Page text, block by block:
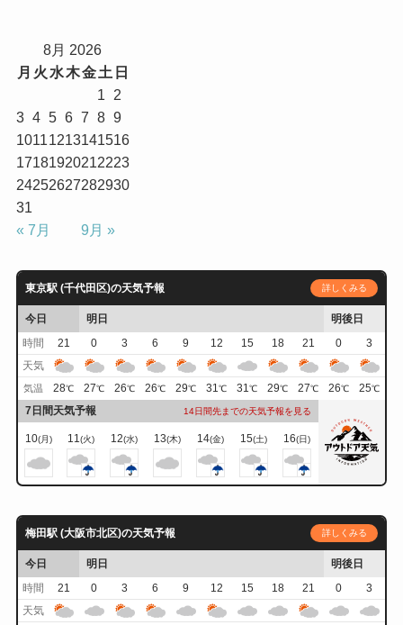
8月 2026
月 火 水木金土 日
1
2
3 4 5 6 7 8 9
10111213141516
17181920212223
24252627282930
31
« 7月
9月 »
東京駅 (千代田区)の天気予報 詳しくみる
今日 明日
明後日
時間
21 0 3 6 9 12 15 18 21 0
3
天気
気温 28℃ 27℃ 26℃ 26℃ 29℃ 31℃ 31℃ 29℃ 27℃ 26℃ 25℃
7日間天気予報 14日間先までの天気予報を見る
10(月) 11(火) 12(水) 13(木) 14(金) 15(土) 16(日)
梅田駅 (大阪市北区)の天気予報 詳しくみる
今日 明日
明後日
時間
21 0 3 6 9 12 15 18 21 0
3
天気